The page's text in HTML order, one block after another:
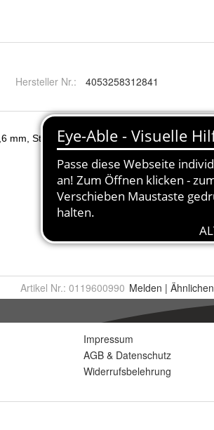
Hersteller Nr.: 4053258312841
Artikel Nr.: 0119600990 Melden | Ähnlichen
Impressum
AGB & Datenschutz
Widerrufsbelehrung